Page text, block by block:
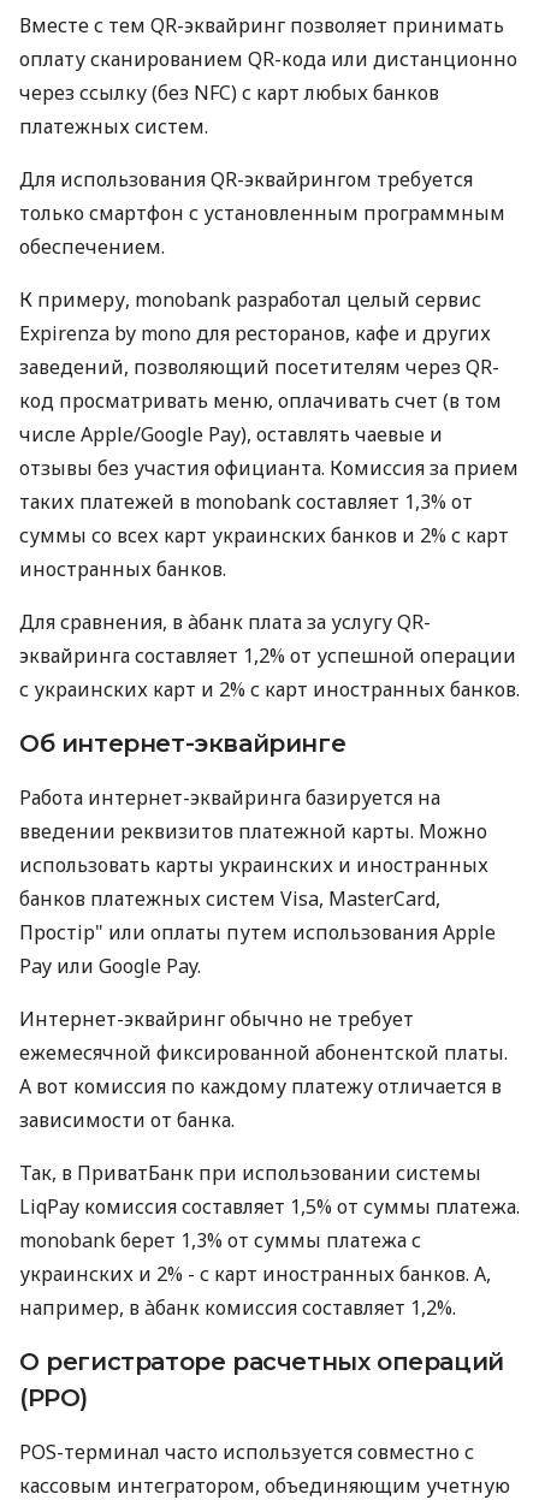
Вместе с тем QR-эквайринг позволяет принимать
оплату сканированием QR-кода или дистанционно
через ссылку (без NFC) с карт любых банков
платежных систем.
Для использования QR-эквайрингом требуется
только смартфон с установленным программным
обеспечением.
К примеру, monobank разработал целый сервис
Expirenza by mono для ресторанов, кафе и других
заведений, позволяющий посетителям через QR-
код просматривать меню, оплачивать счет (в том
числе Apple/Google Pay), оставлять чаевые и
отзывы без участия официанта. Комиссия за прием
таких платежей в monobank составляет 1,3% от
суммы со всех карт украинских банков и 2% с карт
иностранных банков.
Для сравнения, в àбанк плата за услугу QR-
эквайринга составляет 1,2% от успешной операции
с украинских карт и 2% с карт иностранных банков.
Об интернет-эквайринге
Работа интернет-эквайринга базируется на
введении реквизитов платежной карты. Можно
использовать карты украинских и иностранных
банков платежных систем Visa, MasterCard,
Простір" или оплаты путем использования Apple
Pay или Google Pay.
Интернет-эквайринг обычно не требует
ежемесячной фиксированной абонентской платы.
А вот комиссия по каждому платежу отличается в
зависимости от банка.
Так, в ПриватБанк при использовании системы
LiqPay комиссия составляет 1,5% от суммы платежа.
monobank берет 1,3% от суммы платежа с
украинских и 2% - с карт иностранных банков. А,
например, в àбанк комиссия составляет 1,2%.
О регистраторе расчетных операций
(РРО)
POS-терминал часто используется совместно с
кассовым интегратором, объединяющим учетную